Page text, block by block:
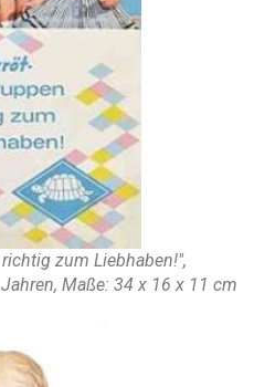
zum Liebhaben!",
Maße: 34 x 16 x 11 cm